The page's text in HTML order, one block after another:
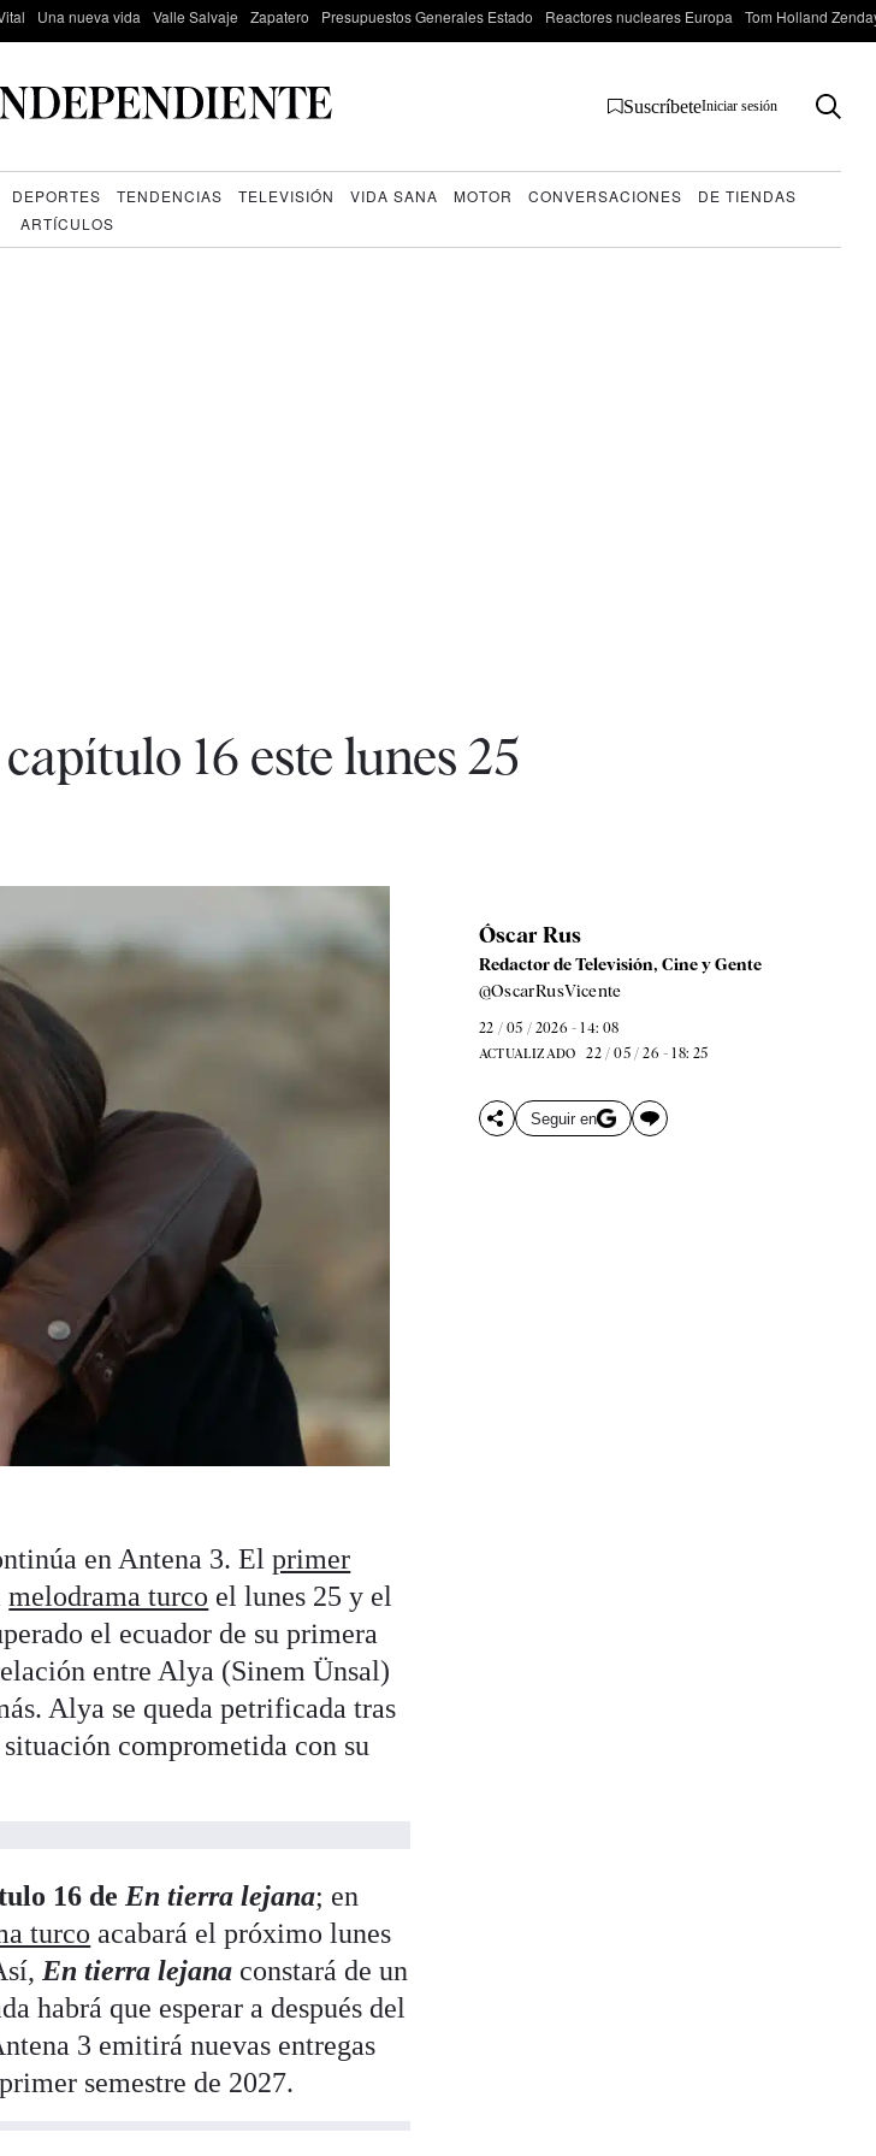
Una nueva vida Valle Salvaje Zapatero Presupuestos Generales Estado Reactores nucleares Europa Tom Holland
SuscríbeteIniciar sesión
DEPORTES TENDENCIAS TELEVISIÓN VIDA SANA MOTOR CONVERSACIONES
DE TIENDAS
ARTÍCULOS
16 este lunes 25
Óscar Rus
Redactor de Televisión, Cine y Gente
@OscarRusVicente
22 / 05 / 2026 - 14: 08
ACTUALIZADO 22 / 05 / 26 - 18: 25
Seguir en
en Antena 3. Elprimer
melodrama turco el lunes 25 y el
el ecuador de su primera
entre Alya (Sinem Ünsal)
Alya se queda petrificada tras
comprometida con su
16 de En tierra lejana; en
turco acabará el próximo lunes
En tierra lejana constará de un
habrá que esperar a después del
3 emitirá nuevas entregas
semestre de 2027.